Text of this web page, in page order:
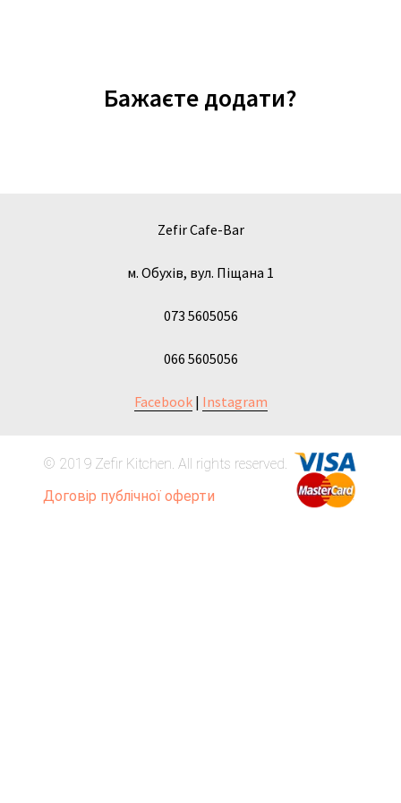
Бажаєте додати?
Zefir Cafe-Bar
м. Обухів, вул. Піщана 1
073 5605056
066 5605056
Facebook| Instagram
© 2019 Zefir Kitchen. All rights reserved.
Договір публічної оферти